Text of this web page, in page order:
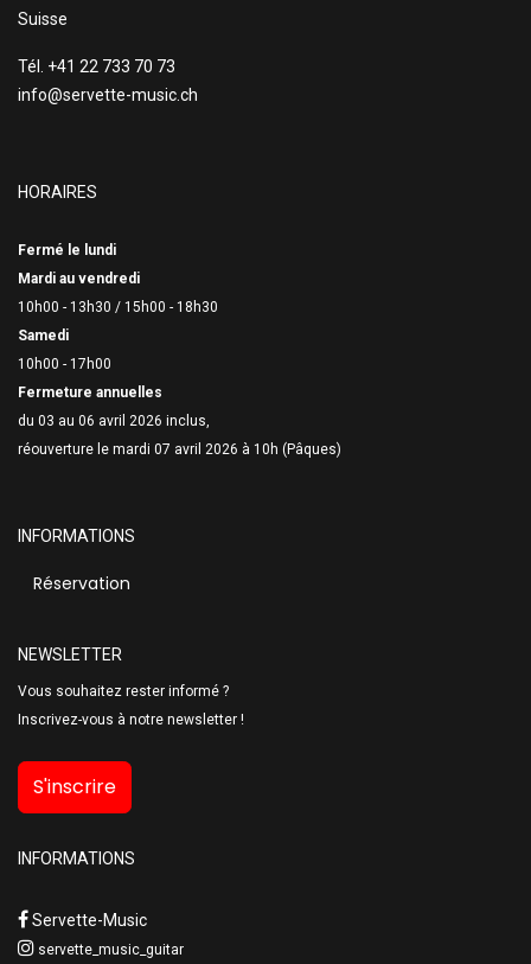
Suisse
Tél. +41 22 733 70 73
info@servette-music.ch
HORAIRES
Fermé le lundi
Mardi au vendredi
10h00 - 13h30 / 15h00 - 18h30
Samedi
10h00 - 17h00
Fermeture annuelles
du 03 au 06 avril 2026 inclus,
réouverture le mardi 07 avril 2026 à 10h (Pâques)
INFORMATIONS
Réservation
NEWSLETTER
Vous souhaitez rester informé ?
Inscrivez-vous à notre newsletter !
S'inscrire
INFORMATIONS
Servette-Music
servette_music_guitar